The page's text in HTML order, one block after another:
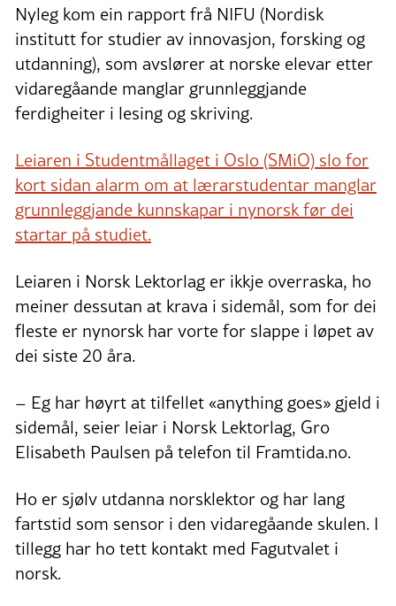
Nyleg kom ein rapport frå NIFU (Nordisk
institutt for studier av innovasjon, forsking og
utdanning), som avslører at norske elevar etter
vidaregåande manglar grunnleggjande
ferdigheiter i lesing og skriving.
Leiaren i Studentmållaget i Oslo (SMiO) slo for
kort sidan alarm om at lærarstudentar manglar
grunnleggjande kunnskapar i nynorsk før dei
startar på studiet.
Leiaren i Norsk Lektorlag er ikkje overraska, ho
meiner dessutan at krava i sidemål, som for dei
fleste er nynorsk har vorte for slappe i løpet av
dei siste 20 åra.
– Eg har høyrt at tilfellet «anything goes» gjeld i
sidemål, seier leiar i Norsk Lektorlag, Gro
Elisabeth Paulsen på telefon til Framtida.no.
Ho er sjølv utdanna norsklektor og har lang
fartstid som sensor i den vidaregåande skulen. I
tillegg har ho tett kontakt med Fagutvalet i
norsk.